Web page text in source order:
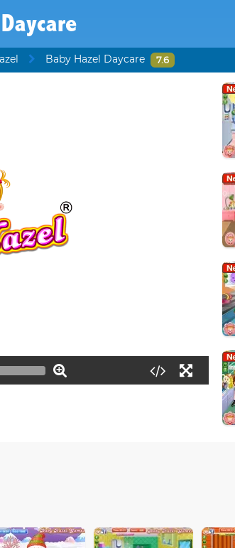
Baby Hazel Daycare 7.6